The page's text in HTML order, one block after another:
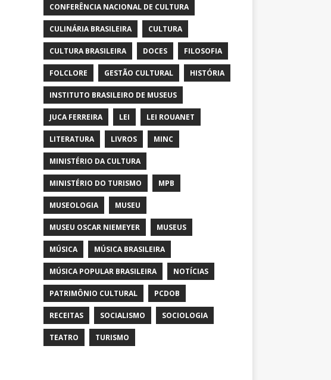
CONFERÊNCIA NACIONAL DE CULTURA
CULINÁRIA BRASILEIRA CULTURA
CULTURA BRASILEIRA DOCES FILOSOFIA
FOLCLORE GESTÃO CULTURAL HISTÓRIA
INSTITUTO BRASILEIRO DE MUSEUS
JUCA FERREIRA LEI LEI ROUANET
LITERATURA LIVROS MINC
MINISTÉRIO DA CULTURA
MINISTÉRIO DO TURISMO MPB
MUSEOLOGIA MUSEU
MUSEU OSCAR NIEMEYER MUSEUS
MÚSICA MÚSICA BRASILEIRA
MÚSICA POPULAR BRASILEIRA NOTÍCIAS
PATRIMÔNIO CULTURAL PCDOB
RECEITAS SOCIALISMO SOCIOLOGIA
TEATRO TURISMO